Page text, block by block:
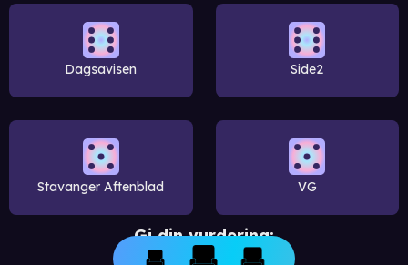
Dagsavisen Side2
Stavanger Aftenblad VG
Gi din vurdering: